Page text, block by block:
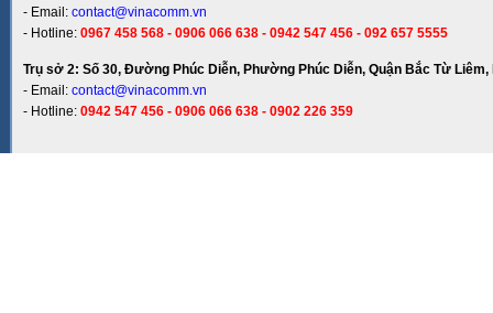
- Email: contact@vinacomm.vn
- Hotline: 0967 458 568 - 0906 066 638 - 0942 547 456 - 092 657 5555
Trụ sở 2: Số 30, Đường Phúc Diễn, Phường Phúc Diễn, Quận Bắc Từ Liêm,
- Email: contact@vinacomm.vn
- Hotline: 0942 547 456 - 0906 066 638 - 0902 226 359